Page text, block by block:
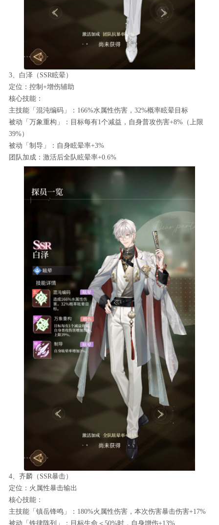
3、白泽（SSR眩晕）
定位：控制+增伤辅助
核心技能：
主技能「混沌编码」：166%水属性伤害，32%概率眩晕目标
被动「万象重构」：目标每有1个减益，自身普攻伤害+8%（上限
39%）
被动「制导」：自身眩晕率+3%
团队加成：激活后全队眩晕率+0.6%
4、齐麟（SSR暴击）
定位：火属性暴击输出
核心技能：
主技能「镇岳锋鸣」：180%火属性伤害，本次伤害暴击伤害+17%
被动「铁律阵列」：目标生命＜50%时，自身增伤+13%